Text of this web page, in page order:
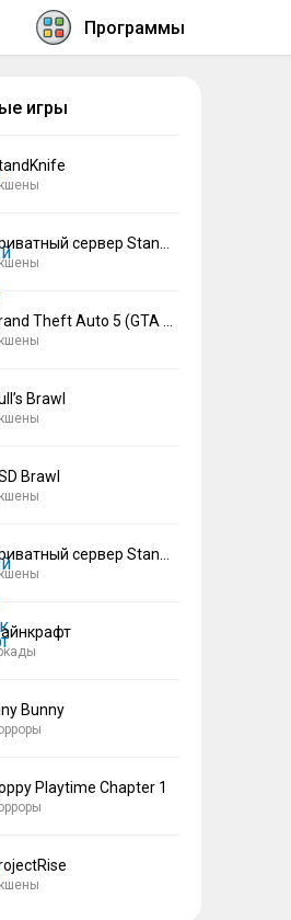
Программы
игры
Brawl
Brawl
Bunny
Playtime Chapter 1